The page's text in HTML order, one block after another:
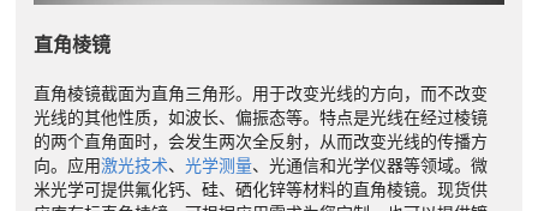
直角棱镜
直角棱镜截面为直角三角形。用于改变光线的方向，而不改变
光线的其他性质，如波长、偏振态等。特点是光线在经过棱镜
的两个直角面时，会发生两次全反射，从而改变光线的传播方
向。应用激光技术、光学测量、光通信和光学仪器等领域。微
米光学可提供氟化钙、硅、硒化锌等材料的直角棱镜。现货供